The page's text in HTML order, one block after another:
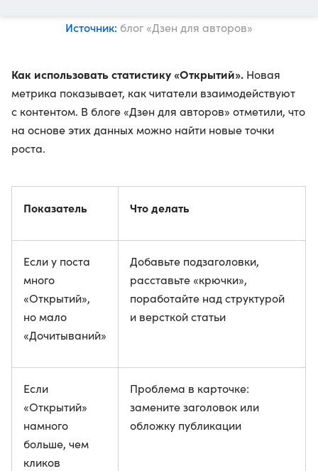
Источник: блог «Дзен для авторов»
Как использовать статистику «Открытий». Новая
метрика показывает, как читатели взаимодействуют
с контентом. В блоге «Дзен для авторов» отметили, что
на основе этих данных можно найти новые точки
роста.
Показатель Что делать
Если у поста
много
«Открытий»,
но мало
«Дочитываний»
Добавьте подзаголовки,
расставьте «крючки»,
поработайте над структурой
и версткой статьи
Если
«Открытий»
намного
больше, чем
кликов
Проблема в карточке:
замените заголовок или
обложку публикации